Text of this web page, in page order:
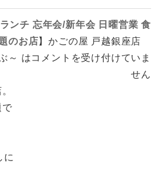
ランチ 忘年会/新年会 日曜営業 食
のお店】かごの屋 戸越銀座店
～ はコメントを受け付けていま
せん
で
に